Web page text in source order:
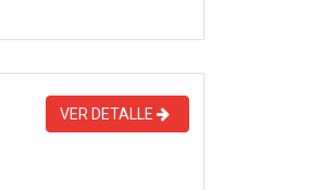
VER DETALLE